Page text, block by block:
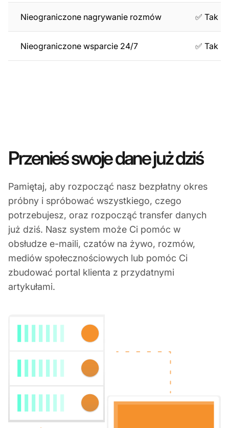
Nieograniczone nagrywanie rozmów ✅ Tak
Nieograniczone wsparcie 24/7 ✅ Tak
Przenieś swoje dane już dziś
Pamiętaj, aby rozpocząć nasz bezpłatny okres
próbny i spróbować wszystkiego, czego
potrzebujesz, oraz rozpocząć transfer danych
już dziś. Nasz system może Ci pomóc w
obsłudze e-maili, czatów na żywo, rozmów,
mediów społecznościowych lub pomóc Ci
zbudować portal klienta z przydatnymi
artykułami.